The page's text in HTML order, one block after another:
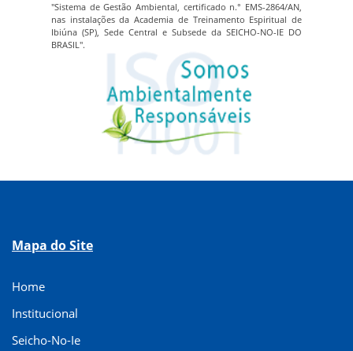
"Sistema de Gestão Ambiental, certificado n.° EMS-2864/AN,
nas instalações da Academia de Treinamento Espiritual de
Ibiúna (SP), Sede Central e Subsede da SEICHO-NO-IE DO
BRASIL".
Mapa do Site
Home
Institucional
Seicho-No-Ie